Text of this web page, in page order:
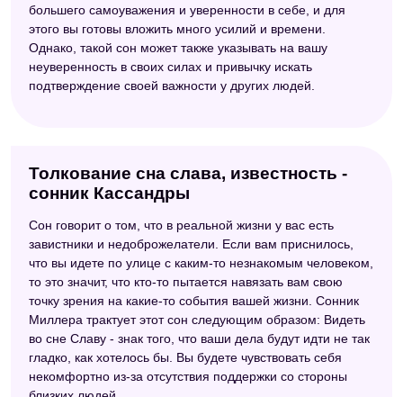
большего самоуважения и уверенности в себе, и для
этого вы готовы вложить много усилий и времени.
Однако, такой сон может также указывать на вашу
неуверенность в своих силах и привычку искать
подтверждение своей важности у других людей.
Толкование сна слава, известность -
сонник Кассандры
Сон говорит о том, что в реальной жизни у вас есть
завистники и недоброжелатели. Если вам приснилось,
что вы идете по улице с каким-то незнакомым человеком,
то это значит, что кто-то пытается навязать вам свою
точку зрения на какие-то события вашей жизни. Сонник
Миллера трактует этот сон следующим образом: Видеть
во сне Славу - знак того, что ваши дела будут идти не так
гладко, как хотелось бы. Вы будете чувствовать себя
некомфортно из-за отсутствия поддержки со стороны